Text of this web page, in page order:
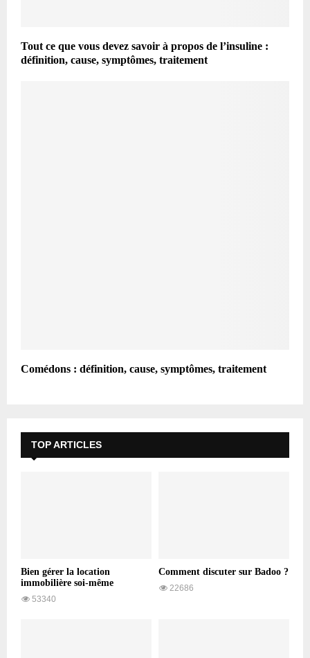
Tout ce que vous devez savoir à propos de l’insuline :
définition, cause, symptômes, traitement
Comédons : définition, cause, symptômes, traitement
TOP ARTICLES
Bien gérer la location
immobilière soi-même
53340
Comment discuter sur Badoo ?
22686